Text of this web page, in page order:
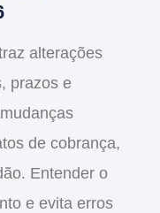
alterações
prazos e
de cobrança,
Entender o
e evita erros